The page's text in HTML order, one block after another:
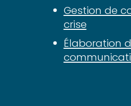
Gestion de
crise
Élaboration